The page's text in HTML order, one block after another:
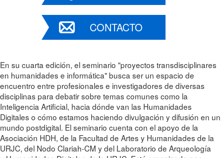
CONTACTO
En su cuarta edición, el seminario "proyectos transdisciplinares
en humanidades e informática" busca ser un espacio de
encuentro entre profesionales e investigadores de diversas
disciplinas para debatir sobre temas comunes como la
Inteligencia Artificial, hacia dónde van las Humanidades
Digitales o cómo estamos haciendo divulgación y difusión en un
mundo postdigital. El seminario cuenta con el apoyo de la
Asociación HDH, de la Facultad de Artes y Humanidades de la
URJC, del Nodo Clariah-CM y del Laboratorio de Arqueología